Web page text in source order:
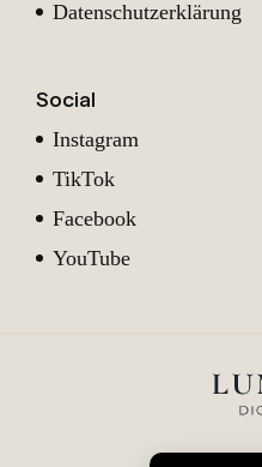
Datenschutzerklärung
Social
Instagram
TikTok
Facebook
YouTube